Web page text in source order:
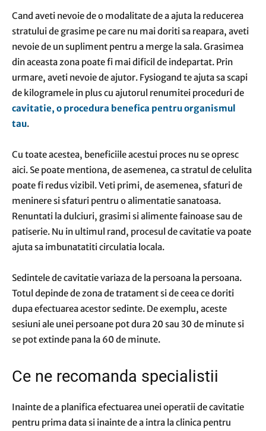
Cand aveti nevoie de o modalitate de a ajuta la reducerea
stratului de grasime pe care nu mai doriti sa reapara, aveti
nevoie de un supliment pentru a merge la sala. Grasimea
din aceasta zona poate fi mai dificil de indepartat. Prin
urmare, aveti nevoie de ajutor. Fysiogand te ajuta sa scapi
de kilogramele in plus cu ajutorul renumitei proceduri de
cavitatie, o procedura benefica pentru organismul
tau.
Cu toate acestea, beneficiile acestui proces nu se opresc
aici. Se poate mentiona, de asemenea, ca stratul de celulita
poate fi redus vizibil. Veti primi, de asemenea, sfaturi de
meninere si sfaturi pentru o alimentatie sanatoasa.
Renuntati la dulciuri, grasimi si alimente fainoase sau de
patiserie. Nu in ultimul rand, procesul de cavitatie va poate
ajuta sa imbunatatiti circulatia locala.
Sedintele de cavitatie variaza de la persoana la persoana.
Totul depinde de zona de tratament si de ceea ce doriti
dupa efectuarea acestor sedinte. De exemplu, aceste
sesiuni ale unei persoane pot dura 20 sau 30 de minute si
se pot extinde pana la 60 de minute.
Ce ne recomanda specialistii
Inainte de a planifica efectuarea unei operatii de cavitatie
pentru prima data si inainte de a intra la clinica pentru